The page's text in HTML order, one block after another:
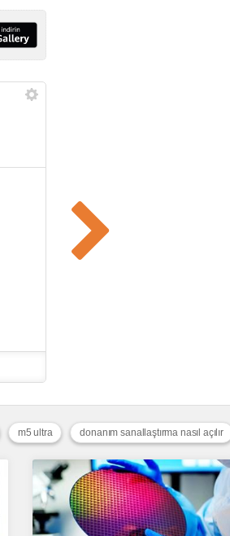
donanım sanallaştırma nasıl açılır
m5 ultra